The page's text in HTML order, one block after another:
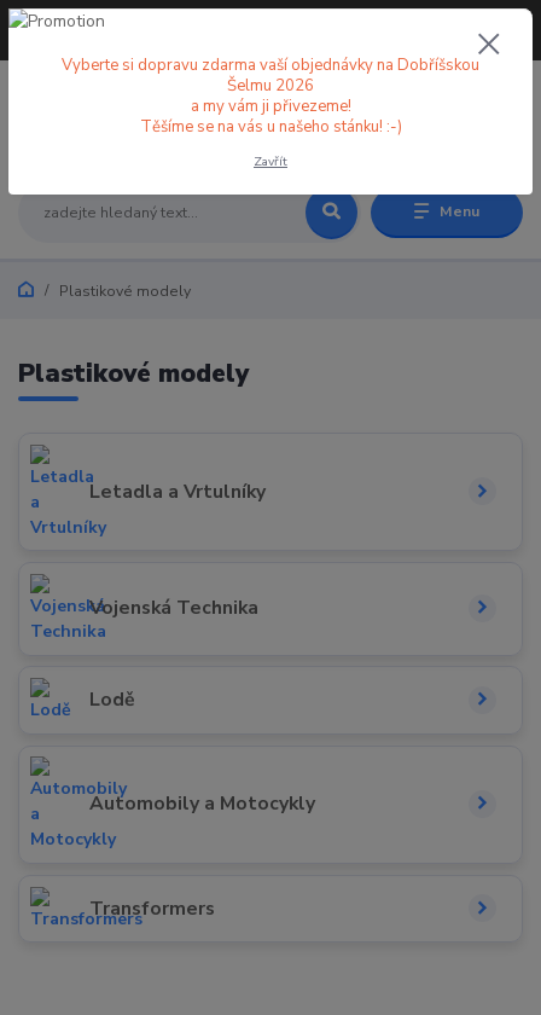
Menu
+420 773 998 582
Plastikové modely
Plastikové modely
Letadla a Vrtulníky
Vojenská Technika
Lodě
Automobily a Motocykly
Transformers
Vyberte si dopravu zdarma vaší objednávky na Dobříšskou
Šelmu 2026
a my vám ji přivezeme!
Těšíme se na vás u našeho stánku! :-)
Zavřít